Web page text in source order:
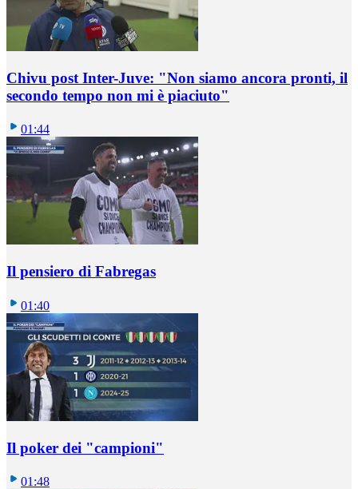
Chivu post Inter-Juve: "Non siamo ancora pronti, il
secondo tempo non mi è piaciuto"
01:44
Il pensiero di Fabregas
01:40
Il poker dei "campioni"
01:48